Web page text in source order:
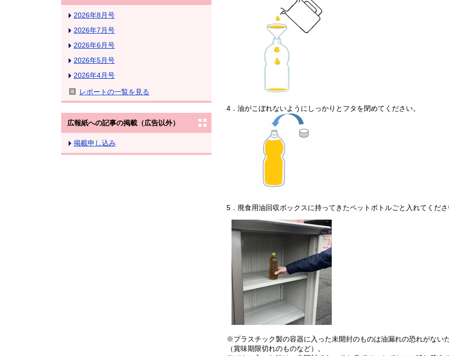
2026年8月号
2026年7月号
2026年6月号
2026年5月号
2026年4月号
レポートの一覧を見る
広報紙への記事の掲載（広告以外）
掲載申し込み
​4．油がこぼれないようにしっかりとフタを閉めてください。
5．廃食用油回収ボックスに持ってきたペットボトルごと入れてくだ
※プラスチック製の容器に入った未開封のものは油漏れの恐れがない
（賞味期限切れのものなど）。